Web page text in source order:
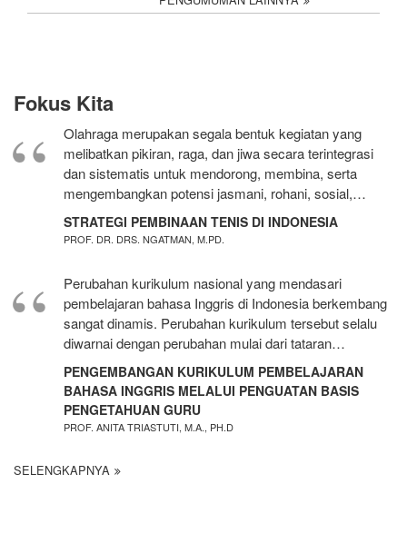
Fokus Kita
Olahraga merupakan segala bentuk kegiatan yang
melibatkan pikiran, raga, dan jiwa secara terintegrasi
dan sistematis untuk mendorong, membina, serta
mengembangkan potensi jasmani, rohani, sosial,…
STRATEGI PEMBINAAN TENIS DI INDONESIA
PROF. DR. DRS. NGATMAN, M.PD.
Perubahan kurikulum nasional yang mendasari
pembelajaran bahasa Inggris di Indonesia berkembang
sangat dinamis. Perubahan kurikulum tersebut selalu
diwarnai dengan perubahan mulai dari tataran…
PENGEMBANGAN KURIKULUM PEMBELAJARAN
BAHASA INGGRIS MELALUI PENGUATAN BASIS
PENGETAHUAN GURU
PROF. ANITA TRIASTUTI, M.A., PH.D
SELENGKAPNYA